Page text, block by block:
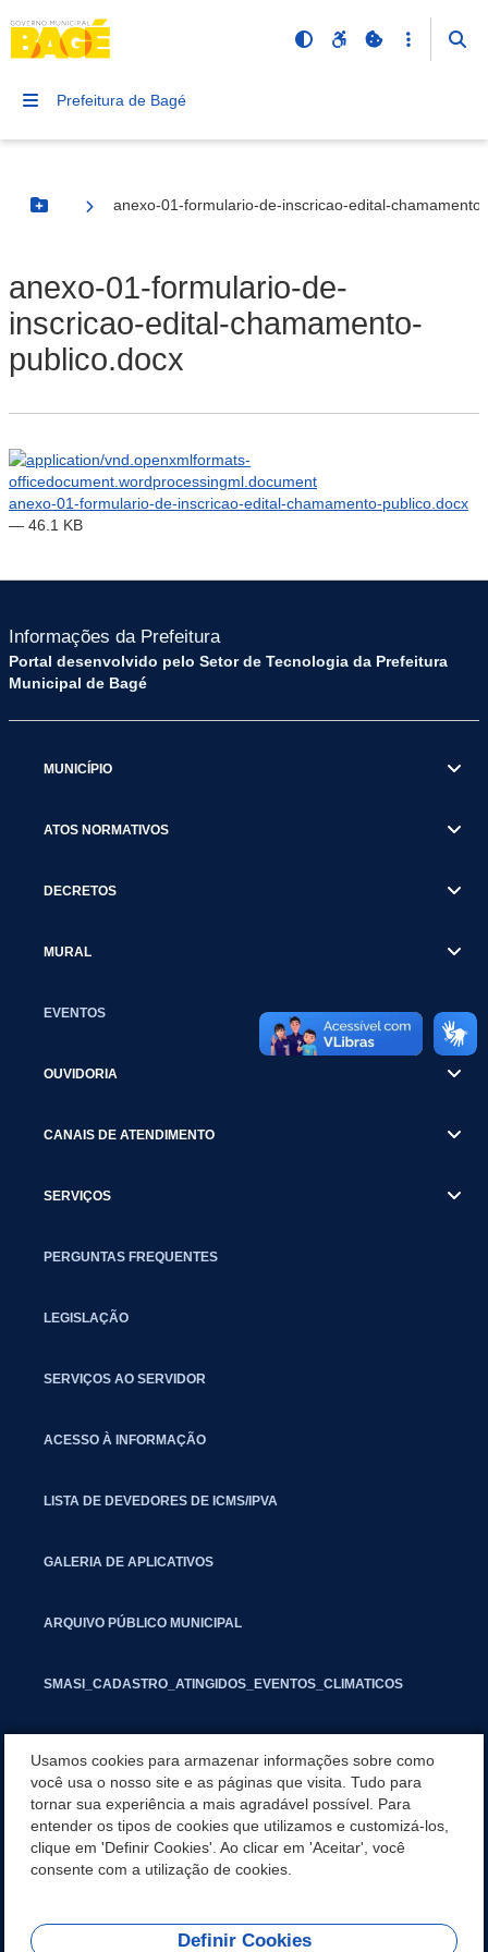
Prefeitura de Bagé
Botão Menu
anexo-01-formulario-de-inscricao-edital-
anexo-01-formulario-de-
inscricao-edital-chamamento-
publico.docx
anexo-01-formulario-de-inscricao-edital-chamamento-publico.docx
— 46.1 KB
Informações da Prefeitura
Portal desenvolvido pelo Setor de Tecnologia da Prefeitura
Municipal de Bagé
MUNICÍPIO
ATOS NORMATIVOS
DECRETOS
MURAL
EVENTOS
OUVIDORIA
CANAIS DE ATENDIMENTO
SERVIÇOS
PERGUNTAS FREQUENTES
LEGISLAÇÃO
SERVIÇOS AO SERVIDOR
ACESSO À INFORMAÇÃO
LISTA DE DEVEDORES DE ICMS/IPVA
GALERIA DE APLICATIVOS
ARQUIVO PÚBLICO MUNICIPAL
SMASI_CADASTRO_ATINGIDOS_EVENTOS_CLIMATICOS
INFORMATIVO PIT
SEGUNDA VIA IPTU
Usamos cookies para armazenar informações sobre como
você usa o nosso site e as páginas que visita. Tudo para
tornar sua experiência a mais agradável possível. Para
entender os tipos de cookies que utilizamos e customizá-los,
clique em 'Definir Cookies'. Ao clicar em 'Aceitar', você
consente com a utilização de cookies.
Definir Cookies